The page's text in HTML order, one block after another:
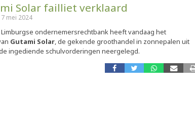
Solar failliet verklaard
mei 2024
ondernemersrechtbank heeft vandaag het
Gutami Solar, de gekende groothandel in zonnepalen uit
ingediende schulvorderingen neergelegd.